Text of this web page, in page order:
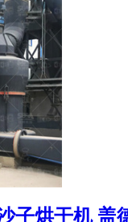
子烘干机 盖